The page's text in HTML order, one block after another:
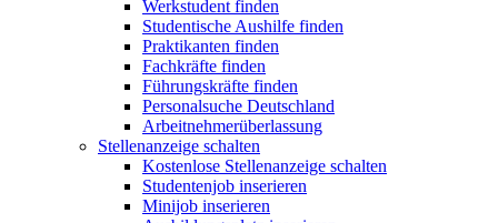
Werkstudent finden
Studentische Aushilfe finden
Praktikanten finden
Fachkräfte finden
Führungskräfte finden
Personalsuche Deutschland
Arbeitnehmerüberlassung
Stellenanzeige schalten
Kostenlose Stellenanzeige schalten
Studentenjob inserieren
Minijob inserieren